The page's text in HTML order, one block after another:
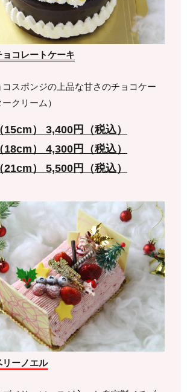
ョコレートケーキ
コスポンジの上品な甘さのチョコケー
クリーム）
15cm） 3,400円（税込）
18cm） 4,300円（税込）
21cm） 5,500円（税込）
リーノエル